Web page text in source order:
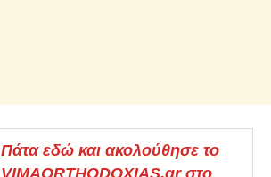
Πάτα εδώ και ακολούθησε το